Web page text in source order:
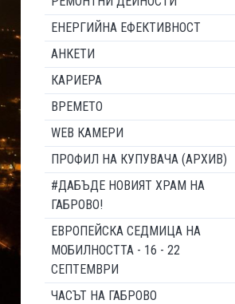
ЕНЕРГИЙНА ЕФЕКТИВНОСТ
АНКЕТИ
КАРИЕРА
ВРЕМЕТО
WEB КАМЕРИ
ПРОФИЛ НА КУПУВАЧА (АРХИВ)
#ДАБЪДЕ НОВИЯТ ХРАМ НА
ГАБРОВО!
ЕВРОПЕЙСКА СЕДМИЦА НА
МОБИЛНОСТТА - 16 - 22
СЕПТЕМВРИ
ЧАСЪТ НА ГАБРОВО